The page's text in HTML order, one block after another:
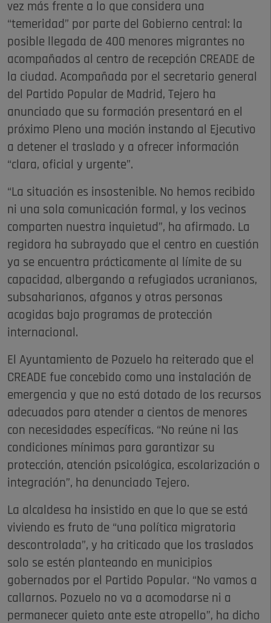
vez más frente a lo que considera una
“temeridad” por parte del Gobierno central: la
posible llegada de 400 menores migrantes no
acompañados al centro de recepción CREADE de
la ciudad. Acompañada por el secretario general
del Partido Popular de Madrid, Tejero ha
anunciado que su formación presentará en el
próximo Pleno una moción instando al Ejecutivo
a detener el traslado y a ofrecer información
“clara, oficial y urgente”.
“La situación es insostenible. No hemos recibido
ni una sola comunicación formal, y los vecinos
comparten nuestra inquietud”, ha afirmado. La
regidora ha subrayado que el centro en cuestión
ya se encuentra prácticamente al límite de su
capacidad, albergando a refugiados ucranianos,
subsaharianos, afganos y otras personas
acogidas bajo programas de protección
internacional.
El Ayuntamiento de Pozuelo ha reiterado que el
CREADE fue concebido como una instalación de
emergencia y que no está dotado de los recursos
adecuados para atender a cientos de menores
con necesidades específicas. “No reúne ni las
condiciones mínimas para garantizar su
protección, atención psicológica, escolarización o
integración”, ha denunciado Tejero.
La alcaldesa ha insistido en que lo que se está
viviendo es fruto de “una política migratoria
descontrolada”, y ha criticado que los traslados
solo se estén planteando en municipios
gobernados por el Partido Popular. “No vamos a
callarnos. Pozuelo no va a acomodarse ni a
permanecer quieto ante este atropello”, ha dicho